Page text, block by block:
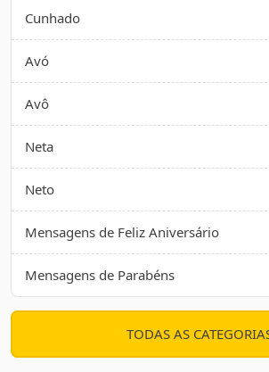
Cunhado
Avó
Avô
Neta
Neto
Mensagens de Feliz Aniversário
Mensagens de Parabéns
TODAS AS